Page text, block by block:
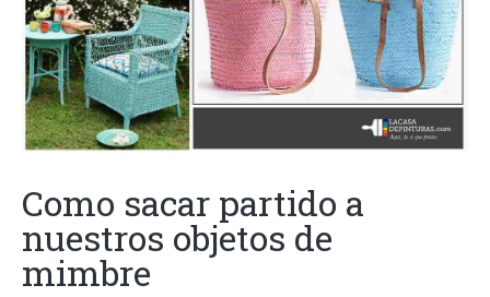
Como sacar partido a
nuestros objetos de
mimbre